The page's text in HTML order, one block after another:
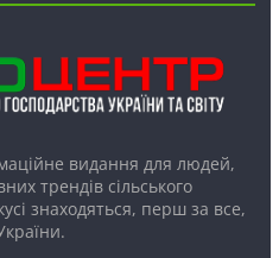
видання для людей,
трендів сільського
знаходяться, перш за все,